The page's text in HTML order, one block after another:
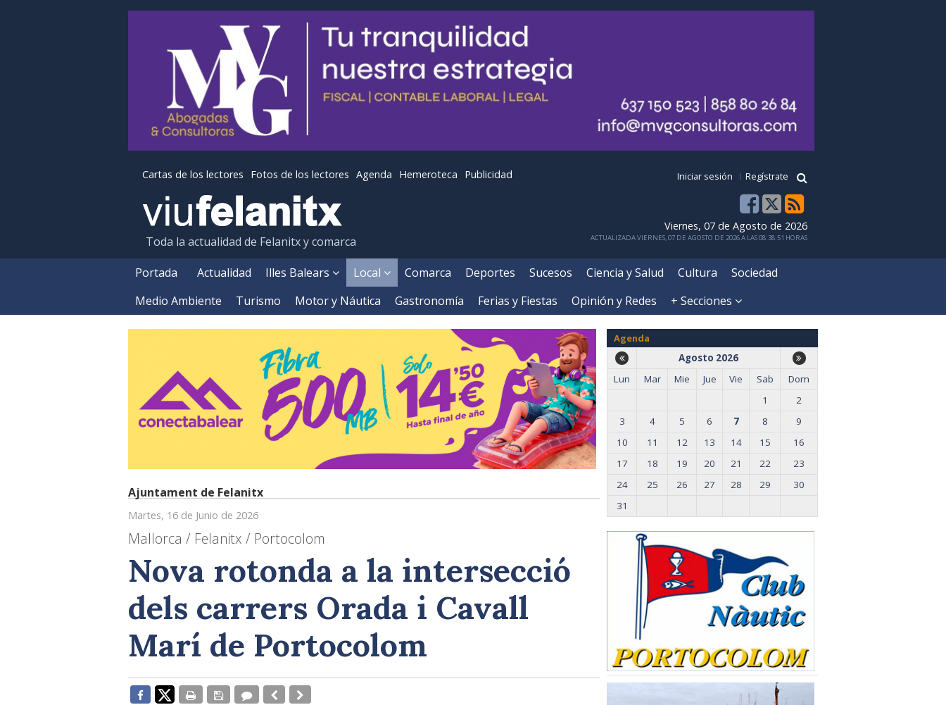
Cartas de los lectores Fotos de los lectores Agenda Hemeroteca Publicidad Iniciar sesión Regístrate
Toda la actualidad de Felanitx y comarca
Viernes, 07 de Agosto de 2026
ACTUALIZADA VIERNES, 07 DE AGOSTO DE 2026 A LAS 08:38:51 HORAS
Portada Actualidad Illes Balears Local Comarca Deportes Sucesos Ciencia y Salud Cultura
Sociedad
Medio Ambiente
Turismo Motor y Náutica Gastronomía Ferias y Fiestas Opinión y Redes + Secciones
Ajuntament de Felanitx
Martes, 16 de Junio de 2026
Mallorca / Felanitx / Portocolom
Nova rotonda a la intersecció
dels carrers Orada i Cavall
Marí de Portocolom
Agenda
Agosto 2026
Lun
Mar Mie Jue Vie Sab
Dom
1
2
3
4 5 6 7 8
9
10
11 12 13 14 15
16
17
18 19 20 21 22
23
24
25 26 27 28 29
30
31